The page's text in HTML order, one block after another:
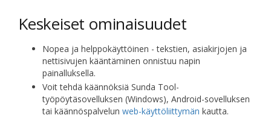
Keskeiset ominaisuudet
Nopea ja helppokäyttöinen - tekstien, asiakirjojen ja
nettisivujen kääntäminen onnistuu napin
painalluksella.
Voit tehdä käännöksiä Sunda Tool-
työpöytäsovelluksen (Windows), Android-sovelluksen
tai käännöspalvelun web-käyttöliittymän kautta.